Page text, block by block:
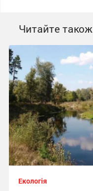
Читайте також
Екологія